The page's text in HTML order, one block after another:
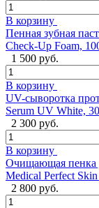
В корзину
Пенная зубная
Check-Up Foam,
1 500 руб.
В корзину
UV-сыворотка
Serum UV White,
2 300 руб.
В корзину
Очищающая пенка
Medical Perfect
2 800 руб.